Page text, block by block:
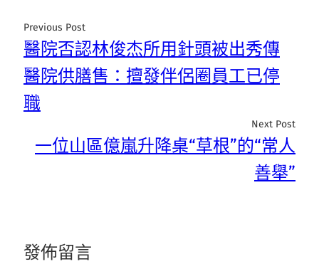
Previous Post
醫院否認林俊杰所用針頭被出秀傳
醫院供膳售：擅發伴侶圈員工已停
職
Next Post
一位山區億嵐升降桌“草根”的“常人
善舉”
發佈留言